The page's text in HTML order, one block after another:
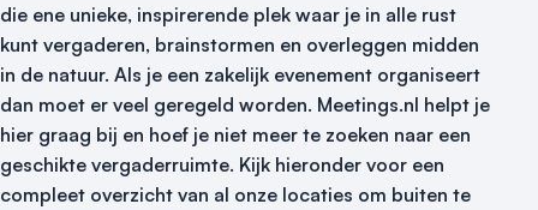
die ene unieke, inspirerende plek waar je in alle rust
kunt vergaderen, brainstormen en overleggen midden
in de natuur. Als je een zakelijk evenement organiseert
dan moet er veel geregeld worden. Meetings.nl helpt je
hier graag bij en hoef je niet meer te zoeken naar een
geschikte vergaderruimte. Kijk hieronder voor een
compleet overzicht van al onze locaties om buiten te